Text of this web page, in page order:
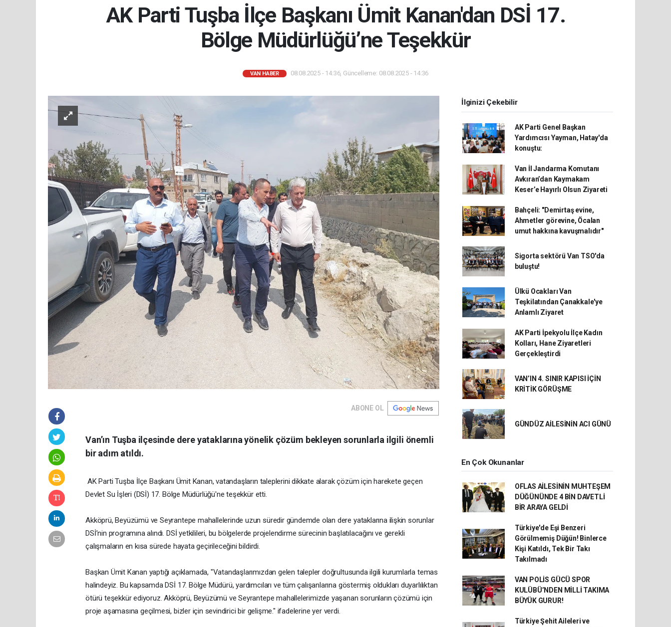
AK Parti Tuşba İlçe Başkanı Ümit Kanan'dan DSİ 17.
Bölge Müdürlüğü’ne Teşekkür
VAN HABER 08.08.2025 - 14:36, Güncelleme: 08.08.2025 - 14:36
ABONE OL
Van’ın Tuşba ilçesinde dere yataklarına yönelik çözüm bekleyen sorunlarla ilgili önemli
bir adım atıldı.
AK Parti Tuşba İlçe Başkanı Ümit Kanan, vatandaşların taleplerini dikkate alarak çözüm için harekete geçen
Devlet Su İşleri (DSİ) 17. Bölge Müdürlüğü'ne teşekkür etti.
Akköprü, Beyüzümü ve Seyrantepe mahallelerinde uzun süredir gündemde olan dere yataklarına ilişkin sorunlar
DSİ’nin programına alındı. DSİ yetkilileri, bu bölgelerde projelendirme sürecinin başlatılacağını ve gerekli
çalışmaların en kısa sürede hayata geçirileceğini bildirdi.
Başkan Ümit Kanan yaptığı açıklamada, "Vatandaşlarımızdan gelen talepler doğrultusunda ilgili kurumlarla temas
halindeyiz. Bu kapsamda DSİ 17. Bölge Müdürü, yardımcıları ve tüm çalışanlarına göstermiş oldukları duyarlılıktan
ötürü teşekkür ediyoruz. Akköprü, Beyüzümü ve Seyrantepe mahallelerimizde yaşanan sorunların çözümü için
proje aşamasına geçilmesi, bizler için sevindirici bir gelişme." ifadelerine yer verdi.
İlginizi Çekebilir
AK Parti Genel Başkan
Yardımcısı Yayman, Hatay'da
konuştu:
Van İl Jandarma Komutanı
Avkıran’dan Kaymakam
Keser’e Hayırlı Olsun Ziyareti
Bahçeli: "Demirtaş evine,
Ahmetler görevine, Öcalan
umut hakkına kavuşmalıdır"
Sigorta sektörü Van TSO'da
buluştu!
Ülkü Ocakları Van
Teşkilatından Çanakkale'ye
Anlamlı Ziyaret
AK Parti İpekyolu İlçe Kadın
Kolları, Hane Ziyaretleri
Gerçekleştirdi
VAN’IN 4. SINIR KAPISI İÇİN
KRİTİK GÖRÜŞME
GÜNDÜZ AİLESİNİN ACI GÜNÜ
En Çok Okunanlar
OFLAS AİLESİNİN MUHTEŞEM
DÜĞÜNÜNDE 4 BİN DAVETLİ
BİR ARAYA GELDİ
Türkiye'de Eşi Benzeri
Görülmemiş Düğün! Binlerce
Kişi Katıldı, Tek Bir Takı
Takılmadı
VAN POLİS GÜCÜ SPOR
KULÜBÜ’NDEN MİLLİ TAKIMA
BÜYÜK GURUR!
Türkiye Şehit Aileleri ve